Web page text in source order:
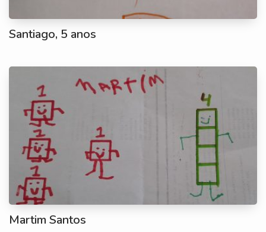
Santiago, 5 anos
Martim Santos